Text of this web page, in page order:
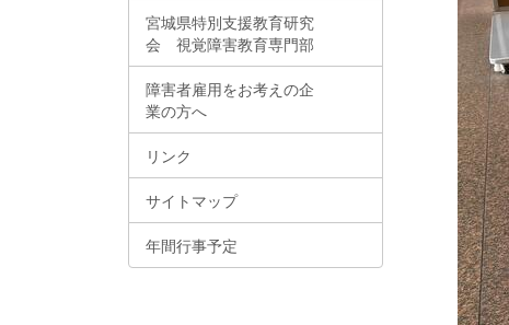
宮城県特別支援教育研究
会 視覚障害教育専門部
障害者雇用をお考えの企
業の方へ
リンク
サイトマップ
年間行事予定